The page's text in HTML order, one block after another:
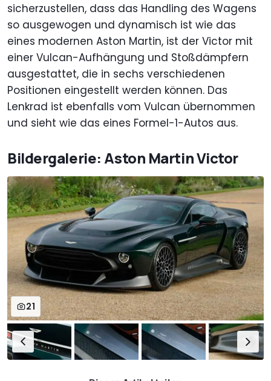
sicherzustellen, dass das Handling des Wagens
so ausgewogen und dynamisch ist wie das
eines modernen Aston Martin, ist der Victor mit
einer Vulcan-Aufhängung und Stoßdämpfern
ausgestattet, die in sechs verschiedenen
Positionen eingestellt werden können. Das
Lenkrad ist ebenfalls vom Vulcan übernommen
und sieht wie das eines Formel-1-Autos aus.
Bildergalerie: Aston Martin Victor
21